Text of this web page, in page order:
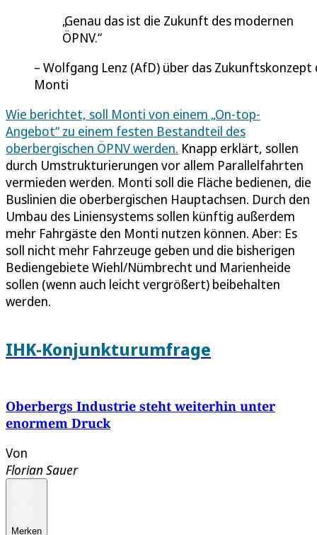
Genau das ist die Zukunft des modernen
ÖPNV.
Wolfgang Lenz (AfD) über das Zukunftskonzept
Monti
Wie berichtet, soll Monti von einem „On-top-
Angebot“ zu einem festen Bestandteil des
oberbergischen ÖPNV werden. Knapp erklärt, sollen
durch Umstrukturierungen vor allem Parallelfahrten
vermieden werden. Monti soll die Fläche bedienen, die
Buslinien die oberbergischen Hauptachsen. Durch den
Umbau des Liniensystems sollen künftig außerdem
mehr Fahrgäste den Monti nutzen können. Aber: Es
soll nicht mehr Fahrzeuge geben und die bisherigen
Bediengebiete Wiehl/Nümbrecht und Marienheide
sollen (wenn auch leicht vergrößert) beibehalten
werden.
IHK-Konjunkturumfrage
Oberbergs Industrie steht weiterhin unter
enormem Druck
Von
Florian Sauer
Merken